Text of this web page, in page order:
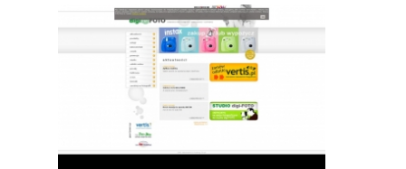
MASZYNY
NARZĘDZIA
PRZEMYSŁ METALOWY
TRANSPORT